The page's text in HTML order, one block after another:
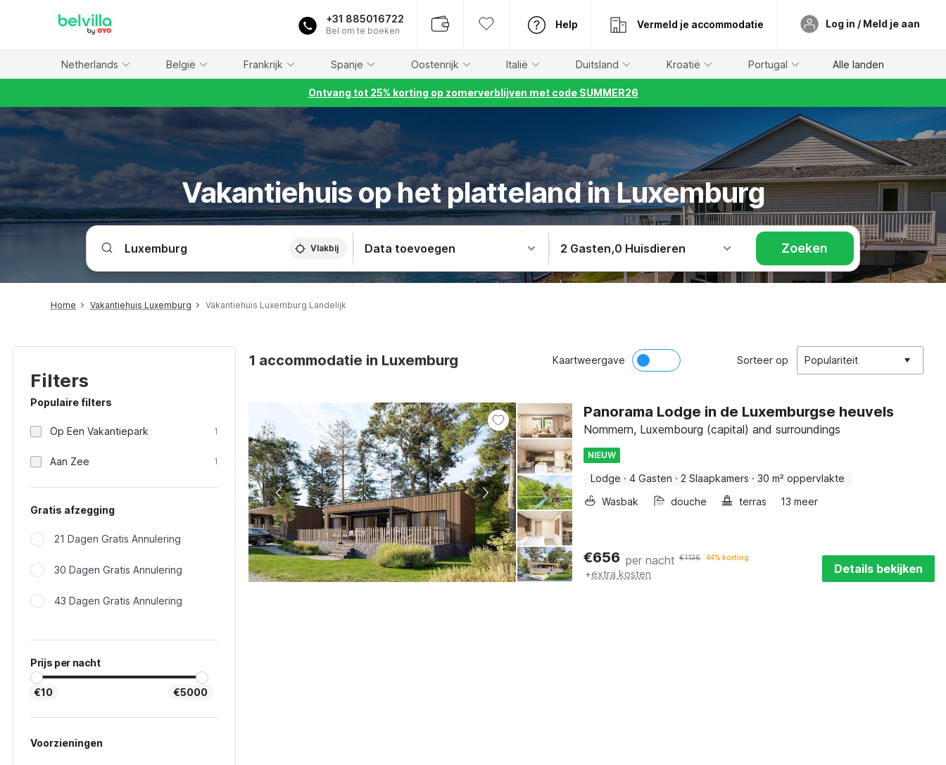
+31 885016722
Bel om te boeken
Help Vermeld je accommodatie Log in / Meld je aan
Netherlands België Frankrijk Spanje Oostenrijk Italië Duitsland Kroatië Portugal Alle landen
Ontvang tot 25% korting op zomerverblijven met code SUMMER26
Vakantiehuis op het platteland in Luxemburg
Vlakbij Data toevoegen 2 Gasten,0 Huisdieren Zoeken
Home Vakantiehuis Luxemburg Vakantiehuis Luxemburg Landelijk
Filters
Populaire filters
Op Een Vakantiepark 1
Aan Zee 1
Gratis afzegging
21 Dagen Gratis Annulering
30 Dagen Gratis Annulering
43 Dagen Gratis Annulering
Prijs per nacht
€10 €5000
Voorzieningen
1 accommodatie in Luxemburg Kaartweergave Sorteer op Populariteit
Panorama Lodge in de Luxemburgse heuvels
Nommern, Luxembourg (capital) and surroundings
NIEUW
Lodge · 4 Gasten · 2 Slaapkamers · 30 m² oppervlakte
Wasbak
douche terras 13 meer
€656 per nacht €1136 44% korting
+extra kosten Details bekijken